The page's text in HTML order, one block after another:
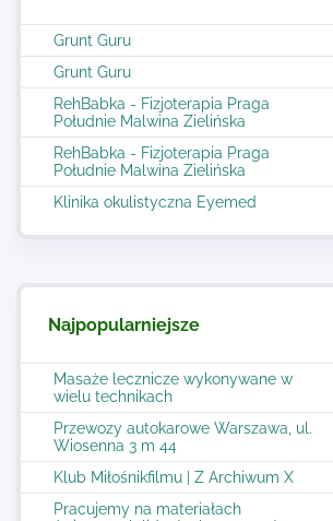
Grunt Guru
Grunt Guru
RehBabka - Fizjoterapia Praga
Południe Malwina Zielińska
RehBabka - Fizjoterapia Praga
Południe Malwina Zielińska
Klinika okulistyczna Eyemed
Najpopularniejsze
Masaże lecznicze wykonywane w
wielu technikach
Przewozy autokarowe Warszawa, ul.
Wiosenna 3 m 44
Klub Miłośnikfilmu | Z Archiwum X
Pracujemy na materiałach